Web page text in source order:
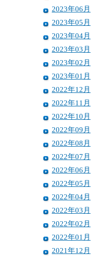
2023年06月
2023年05月
2023年04月
2023年03月
2023年02月
2023年01月
2022年12月
2022年11月
2022年10月
2022年09月
2022年08月
2022年07月
2022年06月
2022年05月
2022年04月
2022年03月
2022年02月
2022年01月
2021年12月